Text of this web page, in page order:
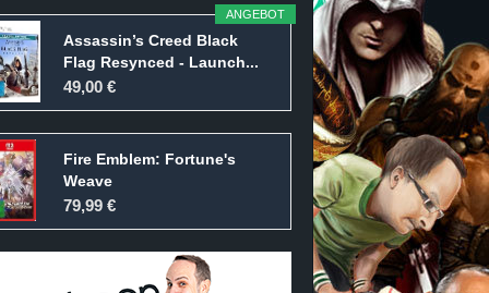
ANGEBOT
Assassin’s Creed Black
Flag Resynced - Launch...
49,00 €
Fire Emblem: Fortune's
Weave
79,99 €